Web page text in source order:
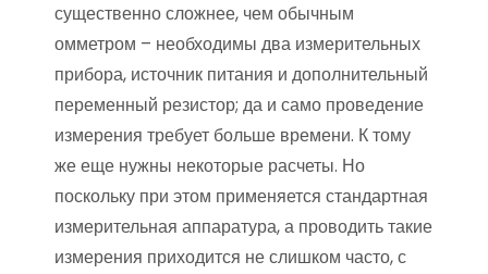
существенно сложнее, чем обычным
омметром – необходимы два измерительных
прибора, источник питания и дополнительный
переменный резистор; да и само проведение
измерения требует больше времени. К тому
же еще нужны некоторые расчеты. Но
поскольку при этом применяется стандартная
измерительная аппаратура, а проводить такие
измерения приходится не слишком часто, с